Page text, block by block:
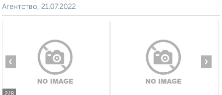
Агентство, 21.07.2022
‹ ›